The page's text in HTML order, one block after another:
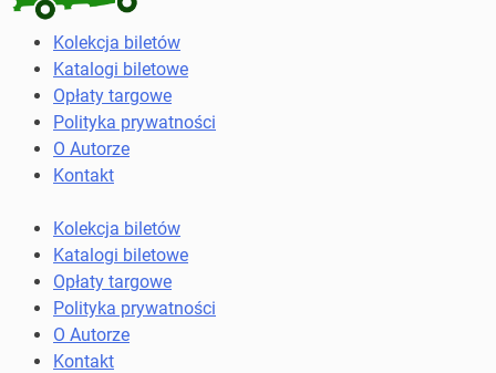
Kolekcja
biletów
komunikacji
miejskiej
kolejowych
Kolekcja biletów
Katalogi biletowe
Opłaty targowe
Polityka prywatności
O Autorze
Kontakt
Kolekcja biletów
Katalogi biletowe
Opłaty targowe
Polityka prywatności
O Autorze
Kontakt